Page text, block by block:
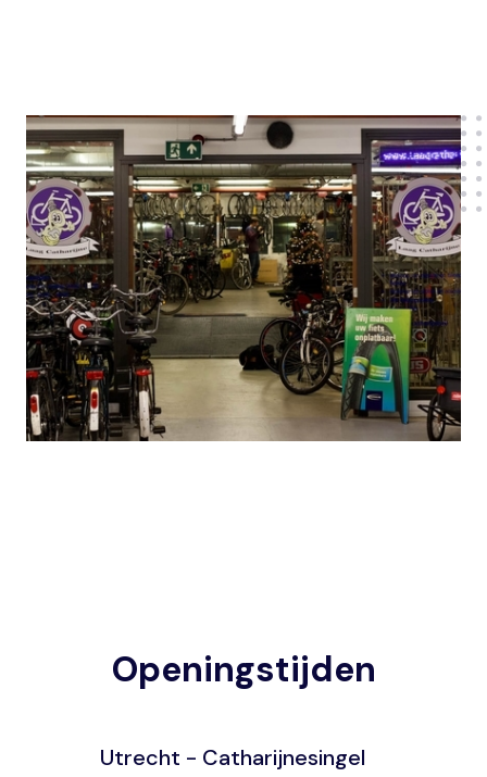
Openingstijden
Utrecht - Catharijnesingel